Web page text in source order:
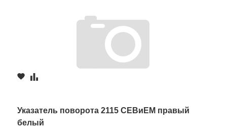
Указатель поворота 2115 СЕВиЕМ правый
белый